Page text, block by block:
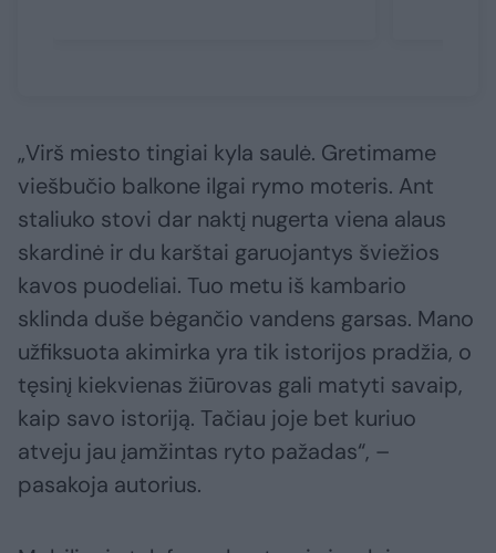
„Virš miesto tingiai kyla saulė. Gretimame
viešbučio balkone ilgai rymo moteris. Ant
staliuko stovi dar naktį nugerta viena alaus
skardinė ir du karštai garuojantys šviežios
kavos puodeliai. Tuo metu iš kambario
sklinda duše bėgančio vandens garsas. Mano
užfiksuota akimirka yra tik istorijos pradžia, o
tęsinį kiekvienas žiūrovas gali matyti savaip,
kaip savo istoriją. Tačiau joje bet kuriuo
atveju jau įamžintas ryto pažadas“, –
pasakoja autorius.